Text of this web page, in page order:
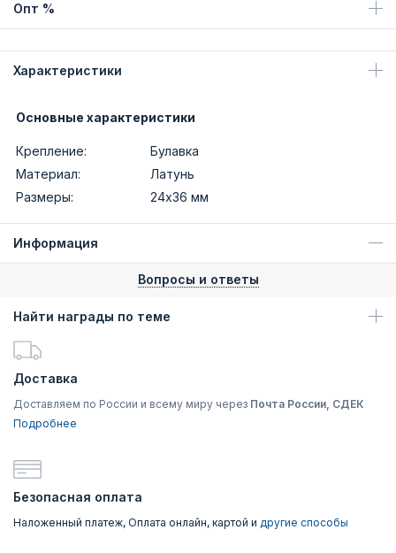
Опт %
Характеристики
Основные характеристики
Крепление:
Булавка
Материал:
Латунь
Размеры:
24х36 мм
Информация
Вопросы и ответы
Найти награды по теме
Доставка
Доставляем по России и всему миру через Почта России, СДЕК
Подробнее
Безопасная оплата
Наложенный платеж, Оплата онлайн, картой и другие способы